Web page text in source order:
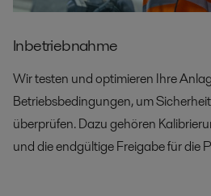
Inbetriebnahme
Wir testen und optimieren Ihre
Betriebsbedingungen, um
überprüfen. Dazu gehören
und die endgültige Freigabe für die